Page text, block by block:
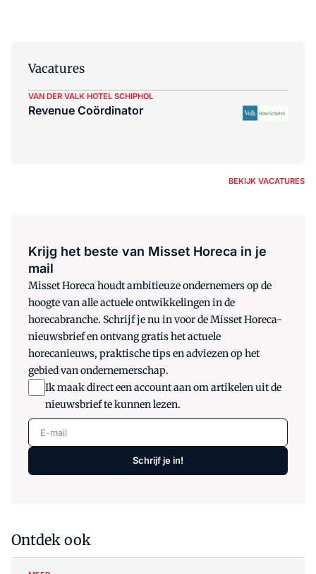
Vacatures
VAN DER VALK HOTEL SCHIPHOL
Revenue Coördinator
BEKIJK VACATURES
Krijg het beste van Misset Horeca in je
mail
Misset Horeca houdt ambitieuze ondernemers op de
hoogte van alle actuele ontwikkelingen in de
horecabranche. Schrijf je nu in voor de Misset Horeca-
nieuwsbrief en ontvang gratis het actuele
horecanieuws, praktische tips en adviezen op het
gebied van ondernemerschap.
Ik maak direct een account aan om artikelen uit de
nieuwsbrief te kunnen lezen.
E-mail
Schrijf je in!
Ontdek ook